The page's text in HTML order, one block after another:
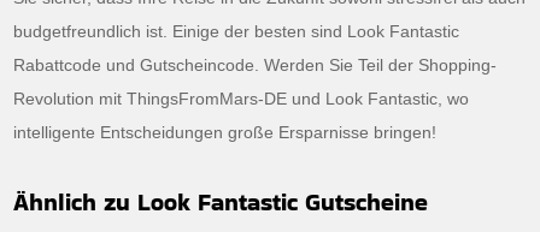
budgetfreundlich ist. Einige der besten sind Look Fantastic
Rabattcode und Gutscheincode. Werden Sie Teil der Shopping-
Revolution mit ThingsFromMars-DE und Look Fantastic, wo
intelligente Entscheidungen große Ersparnisse bringen!
Ähnlich zu Look Fantastic Gutscheine